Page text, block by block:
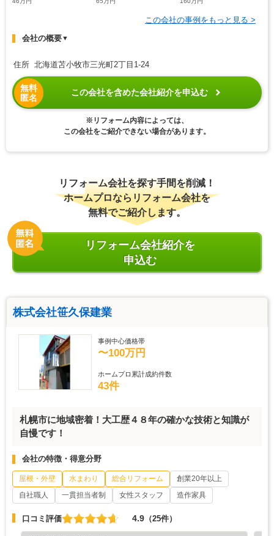
この会社の事例をもっと見る >
会社の概要▼
住所 北海道苫小牧市三光町2丁目1-24
無料
匿名
この会社を含めた会社紹介を申込む
※リフォーム内容によっては、
この会社をご紹介できない場合があります。
リフォーム会社を探す手間を削減！
ホームプロならリフォーム会社を
無料でご紹介します。
リフォーム会社紹介を
申込む
株式会社笹久保建業
事例中心価格帯
〜100万円
ホームプロ累計成約件数
43件
札幌市に地域密着！大工歴４８年の確かな技術と知識が
自慢です！
会社の特徴・得意分野
屋根・外壁 水まわり 総合リフォーム
創業20年以上
自社職人
一貫担当者制 女性スタッフ 造作家具
口コミ評価 4.9 （25件）